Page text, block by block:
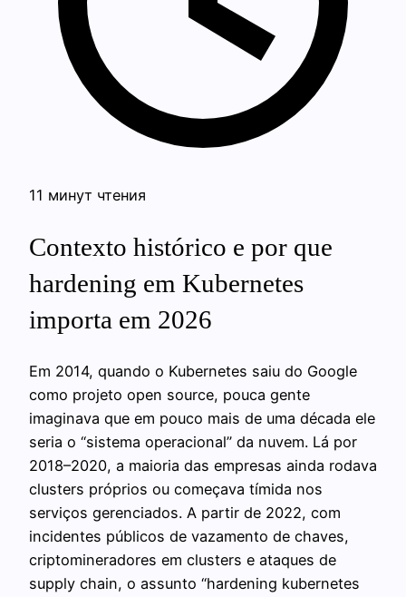
11 минут чтения
Contexto histórico e por que
hardening em Kubernetes
importa em 2026
Em 2014, quando o Kubernetes saiu do Google
como projeto open source, pouca gente
imaginava que em pouco mais de uma década ele
seria o “sistema operacional” da nuvem. Lá por
2018–2020, a maioria das empresas ainda rodava
clusters próprios ou começava tímida nos
serviços gerenciados. A partir de 2022, com
incidentes públicos de vazamento de chaves,
criptomineradores em clusters e ataques de
supply chain, o assunto “hardening kubernetes